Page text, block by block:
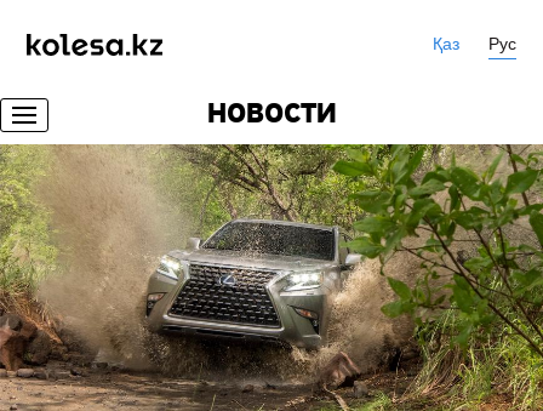
Қаз Рус
НОВОСТИ